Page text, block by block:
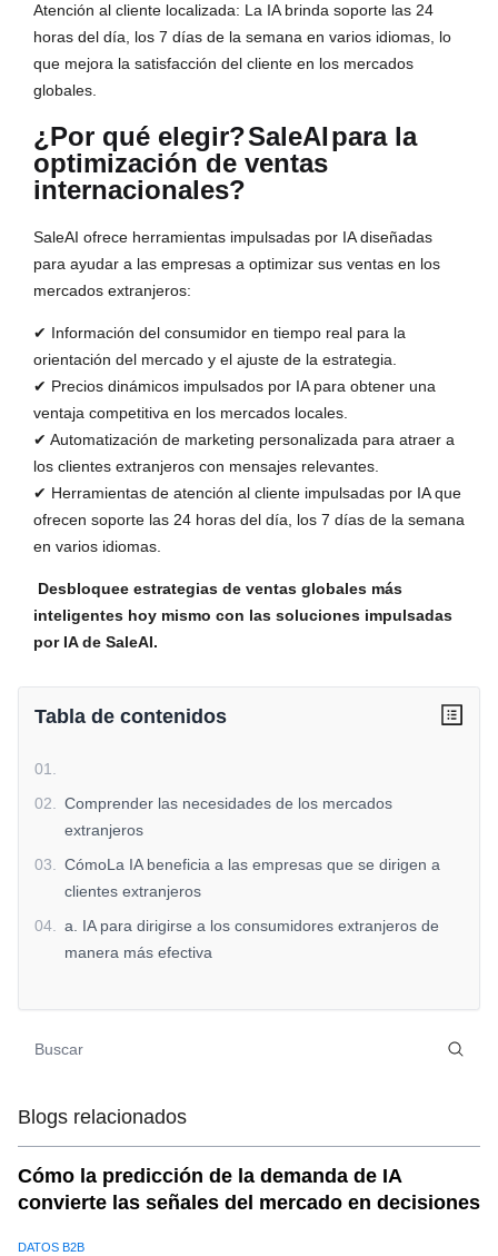
Atención al cliente localizada: La IA brinda soporte las 24
horas del día, los 7 días de la semana en varios idiomas, lo
que mejora la satisfacción del cliente en los mercados
globales.
¿Por qué elegir?SaleAIpara la
optimización de ventas
internacionales?
SaleAI ofrece herramientas impulsadas por IA diseñadas
para ayudar a las empresas a optimizar sus ventas en los
mercados extranjeros:
✔ Información del consumidor en tiempo real para la
orientación del mercado y el ajuste de la estrategia.
✔ Precios dinámicos impulsados por IA para obtener una
ventaja competitiva en los mercados locales.
✔ Automatización de marketing personalizada para atraer a
los clientes extranjeros con mensajes relevantes.
✔ Herramientas de atención al cliente impulsadas por IA que
ofrecen soporte las 24 horas del día, los 7 días de la semana
en varios idiomas.
Desbloquee estrategias de ventas globales más
inteligentes hoy mismo con las soluciones impulsadas
por IA de SaleAI.
Tabla de contenidos
01
02
Comprender las necesidades de los mercados
extranjeros
03
CómoLa IA beneficia a las empresas que se dirigen a
clientes extranjeros
04
a. IA para dirigirse a los consumidores extranjeros de
manera más efectiva
internacionales
extranjeros
08. Los beneficios deOptimización de ventas con IAen
Mercados Extranjeros
09.
¿Por qué elegir?SaleAIpara la optimización de ventas
Blogs relacionados
Cómo la predicción de la demanda de IA
convierte las señales del mercado en decisiones
DATOS B2B